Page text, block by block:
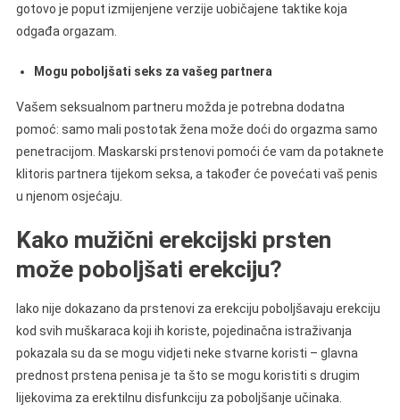
gotovo je poput izmijenjene verzije uobičajene taktike koja
odgađa orgazam.
Mogu poboljšati seks za vašeg partnera
Vašem seksualnom partneru možda je potrebna dodatna
pomoć: samo mali postotak žena može doći do orgazma samo
penetracijom. Maskarski prstenovi pomoći će vam da potaknete
klitoris partnera tijekom seksa, a također će povećati vaš penis
u njenom osjećaju.
Kako mužični erekcijski prsten
može poboljšati erekciju?
Iako nije dokazano da prstenovi za erekciju poboljšavaju erekciju
kod svih muškaraca koji ih koriste, pojedinačna istraživanja
pokazala su da se mogu vidjeti neke stvarne koristi – glavna
prednost prstena penisa je ta što se mogu koristiti s drugim
lijekovima za erektilnu disfunkciju za poboljšanje učinaka.